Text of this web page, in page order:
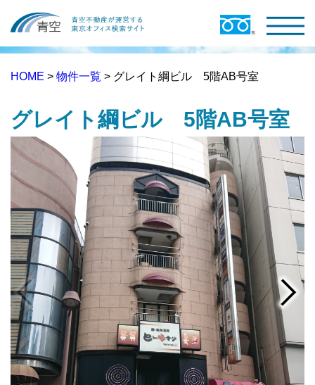
HOME > 物件一覧 > グレイト綱ビル 5階AB号室
グレイト綱ビル 5階AB号室